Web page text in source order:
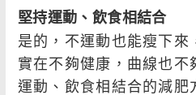
堅持運動、飲食相結合
是的，不運動也能瘦下
實在不夠健康，曲線也
運動、飲食相結合的減